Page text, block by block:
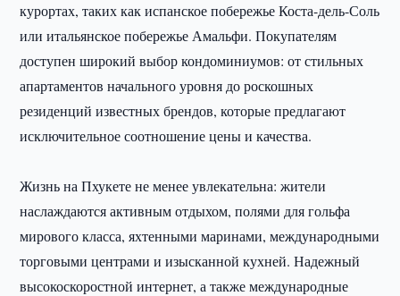
курортах, таких как испанское побережье Коста-дель-Соль
или итальянское побережье Амальфи. Покупателям
доступен широкий выбор кондоминиумов: от стильных
апартаментов начального уровня до роскошных
резиденций известных брендов, которые предлагают
исключительное соотношение цены и качества.
Жизнь на Пхукете не менее увлекательна: жители
наслаждаются активным отдыхом, полями для гольфа
мирового класса, яхтенными маринами, международными
торговыми центрами и изысканной кухней. Надежный
высокоскоростной интернет, а также международные